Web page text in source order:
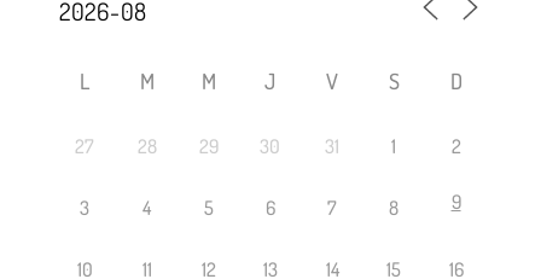
L M M J V S D
27 28 29 30 31 1 2
3 4 5 6 7 8 9
10 11 12 13 14 15 16